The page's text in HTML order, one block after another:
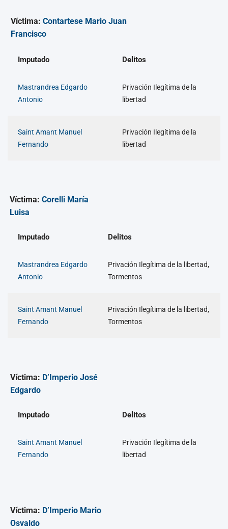
Víctima:Contartese Mario Juan
Francisco
Imputado Delitos
Mastrandrea Edgardo
Antonio
Privación Ilegítima de la
libertad
Saint Amant Manuel
Fernando
Privación Ilegítima de la
libertad
Víctima: Corelli María
Luisa
Imputado Delitos
Mastrandrea Edgardo
Antonio
Privación Ilegítima de la libertad,
Tormentos
Saint Amant Manuel
Fernando
Privación Ilegítima de la libertad,
Tormentos
Víctima: D’Imperio José
Edgardo
Imputado Delitos
Saint Amant Manuel
Fernando
Privación Ilegítima de la
libertad
Víctima: D’Imperio Mario
Osvaldo